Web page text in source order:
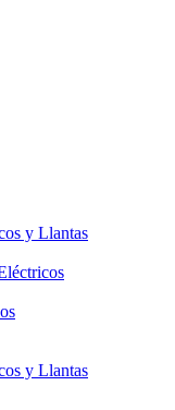
y Llantas
y Llantas